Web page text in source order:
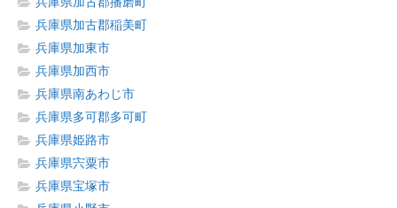
兵庫県加古郡稲美町
兵庫県加東市
兵庫県加西市
兵庫県南あわじ市
兵庫県多可郡多可町
兵庫県姫路市
兵庫県宍粟市
兵庫県宝塚市